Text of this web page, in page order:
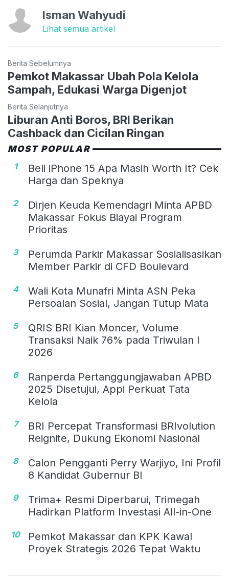
Isman Wahyudi
Lihat semua artikel
Berita Sebelumnya
Pemkot Makassar Ubah Pola Kelola
Sampah, Edukasi Warga Digenjot
Berita Selanjutnya
Liburan Anti Boros, BRI Berikan
Cashback dan Cicilan Ringan
MOST POPULAR
1
Beli iPhone 15 Apa Masih Worth It? Cek
Harga dan Speknya
2
Dirjen Keuda Kemendagri Minta APBD
Makassar Fokus Biayai Program
Prioritas
3
Perumda Parkir Makassar Sosialisasikan
Member Parkir di CFD Boulevard
4
Wali Kota Munafri Minta ASN Peka
Persoalan Sosial, Jangan Tutup Mata
5
QRIS BRI Kian Moncer, Volume
Transaksi Naik 76% pada Triwulan I
2026
6
Ranperda Pertanggungjawaban APBD
2025 Disetujui, Appi Perkuat Tata
Kelola
7
BRI Percepat Transformasi BRIvolution
Reignite, Dukung Ekonomi Nasional
8
Calon Pengganti Perry Warjiyo, Ini Profil
8 Kandidat Gubernur BI
9
Trima+ Resmi Diperbarui, Trimegah
Hadirkan Platform Investasi All-in-One
10
Pemkot Makassar dan KPK Kawal
Proyek Strategis 2026 Tepat Waktu